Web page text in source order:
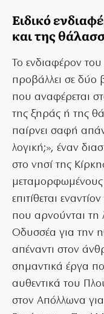
Ειδικό
και της
Το ενδιαφέρον
προβάλλει σε δύο
που αναφέρεται
της ξηράς ή της
παίρνει σαφή
λογική;», έναν
στο νησί της
επιτίθεται
που αρνούνται τη
Οδυσσέα για την
απέναντι στον
σημαντικά έργα
αυθεντικά του
στον Απόλλωνα για